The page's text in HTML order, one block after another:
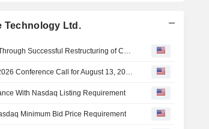
Technology Ltd.
With Nasdaq Listing Requirement
Minimum Bid Price Requirement